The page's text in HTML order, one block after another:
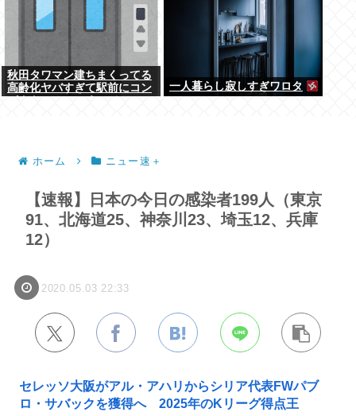
秋田タワマン建ちまくってる
高齢化ヤバすぎて駅前にコン
一人暮らし寂しすぎワロタ
ホーム ニュー速＋
【速報】日本の今日の感染者199人（東京
91、北海道25、神奈川23、埼玉12、兵庫
12）
2020.05.03 22:33
セレッソ大阪がアル・アハリからシリア代表FWパブ
ロ・サバックを獲得へ 2025年のKリーグ得点王